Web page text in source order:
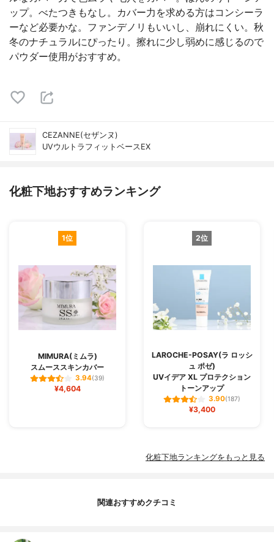
ップ。べたつきもなし。カバー力を求める方はコンシーラ
ーなど必要かな。ファンデノリもいいし、崩れにくい。秋
冬のナチュラルにぴったり。擦れに少し弱めに感じるので
パウダー使用がおすすめ。
CEZANNE(セザンヌ)
UVウルトラフィットベースEX
化粧下地おすすめランキング
1位
MIMURA(ミムラ)
スムーススキンカバー
3.94(39)
¥4,604
2位
LAROCHE-POSAY(ラ ロッシ
ュ ポゼ)
UVイデア XL プロテクション
トーンアップ
3.90(187)
¥3,400
化粧下地ランキングをもっと見る
関連おすすめクチコミ